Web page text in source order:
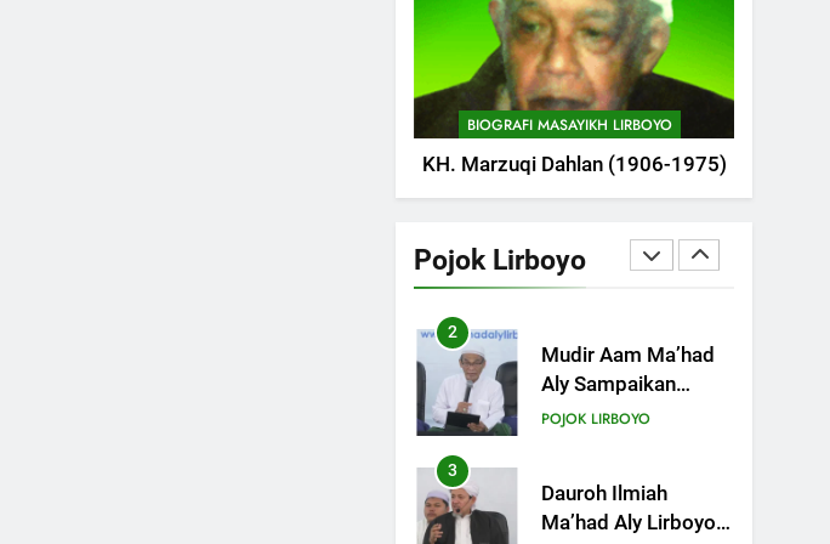
BIOGRAFI MASAYIKH LIRBOYO
KH. Marzuqi Dahlan (1906-1975)
Pojok Lirboyo
Pameran
Silaturahi dan
Istighosah Bersama
Kapolda Jawa Timur
POJOK LIRBOYO
1
MHM dan Ma’had
Aly Gelar Koreksian
POJOK LIRBOYO
2
Mudir Aam Ma’had
Aly Sampaikan
Pentingnya
Dauroh Ilmiah
POJOK LIRBOYO
3
Dauroh Ilmiah
Ma’had Aly Lirboyo